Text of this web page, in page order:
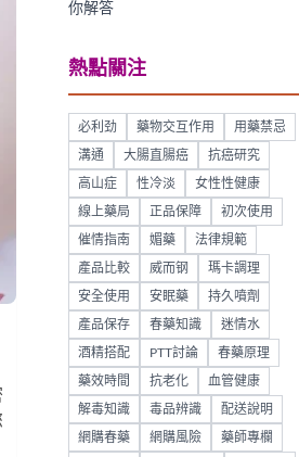
你解答
熱點關注
必利劲 藥物交互作用 用藥禁忌
溝通 大腸直腸癌 抗癌研究
高山症 性冷淡 女性性健康
線上藥局 正品保障 初次使用
催情指南 媚藥 法律規範
產品比較 威而钢 瑪卡調理
安全使用 安眠藥 持久噴劑
產品保存 春藥知識 迷情水
酒精搭配 PTT討論 春藥原理
藥效時間 抗老化 血管健康
解毒知識 毒品辨識 配送說明
網購春藥 網購風險 藥師專欄